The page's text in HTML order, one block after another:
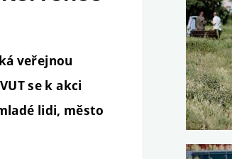
veřejnou
se k akci
lidi, město